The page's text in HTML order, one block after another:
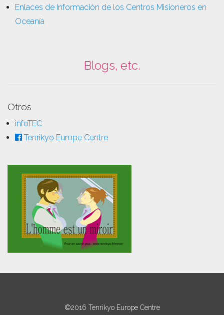
Enlaces de Información de los Centros Misioneros en
Oceanía
Blogs, etc.
Otros
infoTEC
Tenrikyo Europe Centre
©2016 Tenrikyo Europe Centre